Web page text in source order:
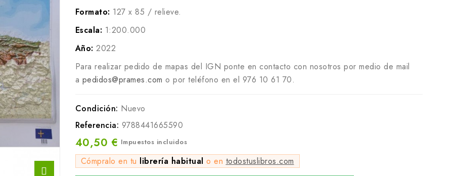
Formato: 127 x 85 / relieve.
Escala: 1:200.000
Año: 2022
Para realizar pedido de mapas del IGN ponte en contacto con nosotros por medio de mail
a pedidos@prames.com o por teléfono en el 976 10 61 70.
Condición: Nuevo
Referencia: 9788441665590
40,50 € Impuestos incluidos
Cómpralo en tu librería habitual o en todostuslibros.com